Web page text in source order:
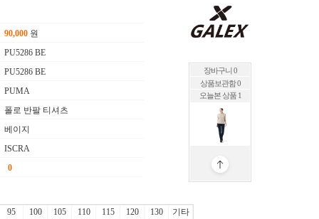
90,000원
PU5286 BE
PU5286 BE
PUMA
폴로 반팔 티셔츠
베이지
ISCRA
95 100 105 110 115 120 130
기타
장바구니 0
상품보관함 0
오늘본 상품 1